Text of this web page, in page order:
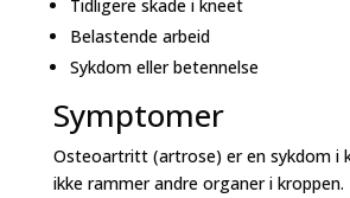
Tidligere skade i kneet
Belastende arbeid
Sykdom eller betennelse
Symptomer
Osteoartritt (artrose) er en sykdom i
ikke rammer andre organer i